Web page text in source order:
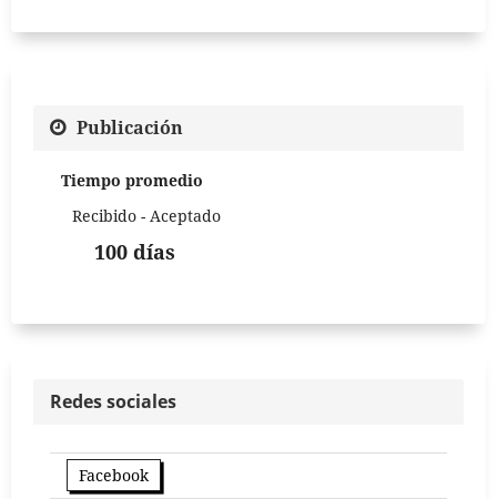
Publicación
Tiempo promedio
Recibido - Aceptado
100 días
Redes sociales
Facebook